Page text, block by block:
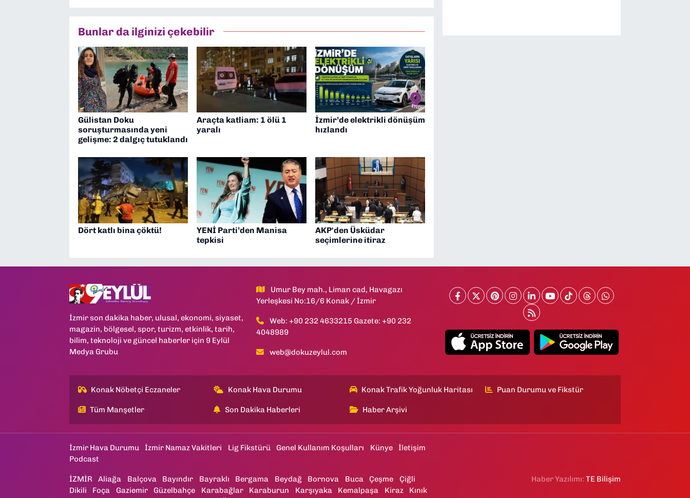
Bunlar da ilginizi çekebilir
Gülistan Doku
soruşturmasında yeni
gelişme: 2 dalgıç tutuklandı
Araçta katliam: 1 ölü 1
yaralı
İzmir’de elektrikli dönüşüm
hızlandı
Dört katlı bina çöktü!
YENİ Parti’den Manisa
tepkisi
AKP'den Üsküdar
seçimlerine itiraz
İzmir son dakika haber, ulusal, ekonomi, siyaset,
magazin, bölgesel, spor, turizm, etkinlik, tarih,
bilim, teknoloji ve güncel haberler için 9 Eylül
Medya Grubu
Umur Bey mah., Liman cad, Havagazı
Yerleşkesi No:16/6 Konak / İzmir
Web: +90 232 4633215 Gazete: +90 232
4048989
web@dokuzeylul.com
Konak Nöbetçi Eczaneler Konak Hava Durumu Konak Trafik Yoğunluk Haritası Puan Durumu ve Fikstür
Tüm Manşetler Son Dakika Haberleri Haber Arşivi
İzmir Hava Durumu İzmir Namaz Vakitleri Lig Fikstürü Genel Kullanım Koşulları Künye
İletişim
Podcast
İZMİR Aliağa Balçova Bayındır Bayraklı Bergama Beydağ Bornova Buca Çeşme
Çiğli
Dikili
Foça Gaziemir Güzelbahçe Karabağlar Karaburun Karşıyaka Kemalpaşa Kiraz
Kınık
Haber Yazılımı:TE Bilişim